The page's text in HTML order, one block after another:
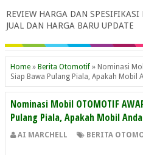
REVIEW HARGA DAN
JUAL DAN HARGA BARU UPDATE
Home » Berita Otomotif » Nominasi
Siap Bawa Pulang Piala, Apakah Mobil
Nominasi Mobil OTOMOTIF
Pulang Piala, Apakah Mobil
AI MARCHELL BERITA